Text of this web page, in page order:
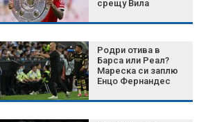
срещу Вила
Родри отива в
Барса или Реал?
Мареска си заплю
Енцо Фернандес
YouTube
Затягат контрола по
плажовете в
Халкидики, има арести